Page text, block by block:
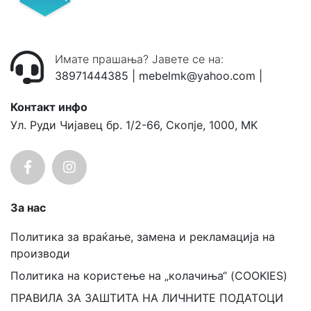
Имате прашања? Јавете се на:
38971444385
mebelmk@yahoo.com
Контакт инфо
Ул. Руди Чијавец бр. 1/2-66, Скопје, 1000, MK
За нас
Политика за враќање, замена и рекламација на
производи
Политика на користење на „колачиња“ (COOKIES)
ПРАВИЛА ЗА ЗАШТИТА НА ЛИЧНИТЕ ПОДАТОЦИ